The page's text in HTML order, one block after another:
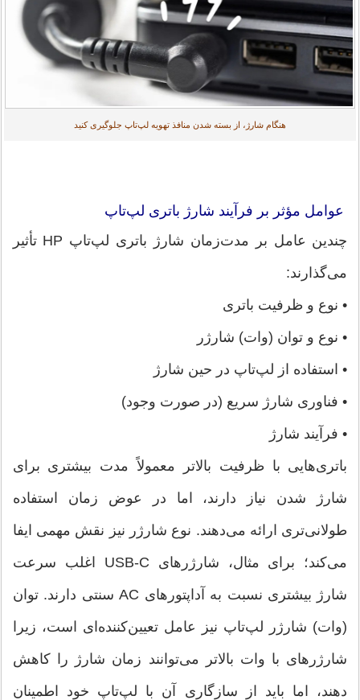
هنگام شارژ، از بسته شدن منافذ تهویه لپ‌تاپ جلوگیری کنید
عوامل مؤثر بر فرآیند شارژ باتری لپ‌تاپ
چندین عامل بر مدت‌زمان شارژ باتری لپ‌تاپ HP تأثیر
می‌گذارند:
• نوع و ظرفیت باتری
• نوع و توان (وات) شارژر
• استفاده از لپ‌تاپ در حین شارژ
• فناوری شارژ سریع (در صورت وجود)
• فرآیند شارژ
باتری‌هایی با ظرفیت بالاتر معمولاً مدت بیشتری برای
شارژ شدن نیاز دارند، اما در عوض زمان استفاده
طولانی‌تری ارائه می‌دهند. نوع شارژر نیز نقش مهمی ایفا
می‌کند؛ برای مثال، شارژرهای USB-C اغلب سرعت
شارژ بیشتری نسبت به آداپتورهای AC سنتی دارند. توان
(وات) شارژر لپ‌تاپ نیز عامل تعیین‌کننده‌ای است، زیرا
شارژرهای با وات بالاتر می‌توانند زمان شارژ را کاهش
دهند، اما باید از سازگاری آن با لپ‌تاپ خود اطمینان